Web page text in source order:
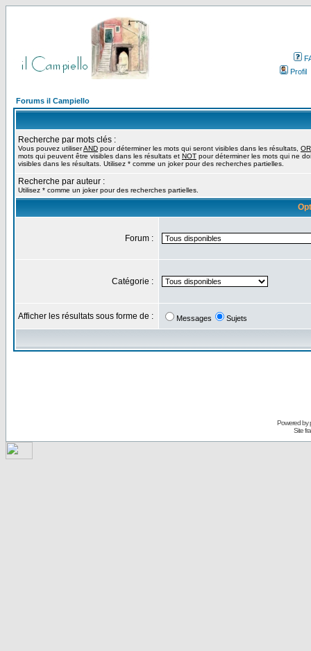
Profil
Forums il Campiello
Recherche par mots clés :
Vous pouvez utiliserAND pour déterminer les mots qui seront visibles dans les résultats, OR
mots qui peuvent être visibles dans les résultats et NOT pour déterminer les mots qui ne
visibles dans les résultats. Utilisez * comme un joker pour des recherches partielles.
Recherche par auteur :
Utilisez * comme un joker pour des recherches partielles.
Forum :
Catégorie :
Afficher les résultats sous forme de : Messages Sujets
Powered by
Site